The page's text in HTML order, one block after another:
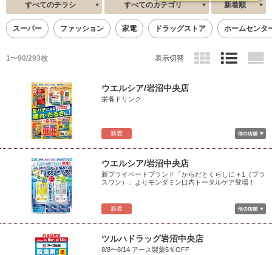
すべてのチラシ すべてのカテゴリ 新着順
スーパー ファッション 家電 ドラッグストア ホームセンタ
1〜90/293枚 表示切替
新着
ウエルシア/岩沼中央店
栄養ドリンク
新着
ウエルシア/岩沼中央店
新プライベートブランド「からだとくらしに＋1（プラ
スワン）」よりモンダミン口内トータルケア登場！
ツルハドラッグ岩沼中央店
8/8〜8/14 アース製薬5％OFF